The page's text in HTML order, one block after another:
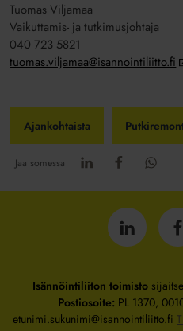
Tuomas Viljamaa
Vaikuttamis- ja tutkimusjohtaja
040 723 5821
tuomas.viljamaa@isannointiliitto.fi
Ajankohtaista
Jaa somessa
Isännöintiliitto
Isännöintiliiton toimisto
Postiosoite: PL 1370,
etunimi.sukunimi@isannointiliitto.fi